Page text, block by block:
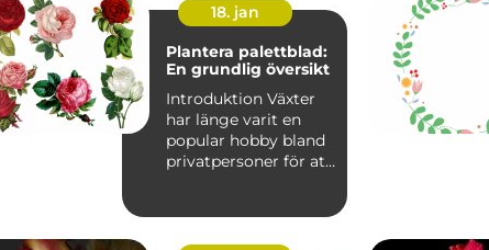
18. jan
Plantera palettblad:
En grundlig översikt
Introduktion Växter
har länge varit en
popular hobby bland
privatpersoner för att